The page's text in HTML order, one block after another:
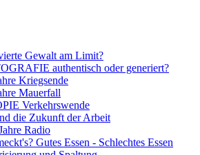
Gewalt am Limit?
authentisch oder generiert?
Kriegsende
Mauerfall
Verkehrswende
die Zukunft der Arbeit
Radio
Gutes Essen - Schlechtes Essen